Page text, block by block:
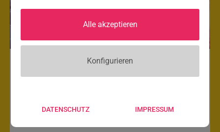
Alle akzeptieren
Konfigurieren
DATENSCHUTZ IMPRESSUM